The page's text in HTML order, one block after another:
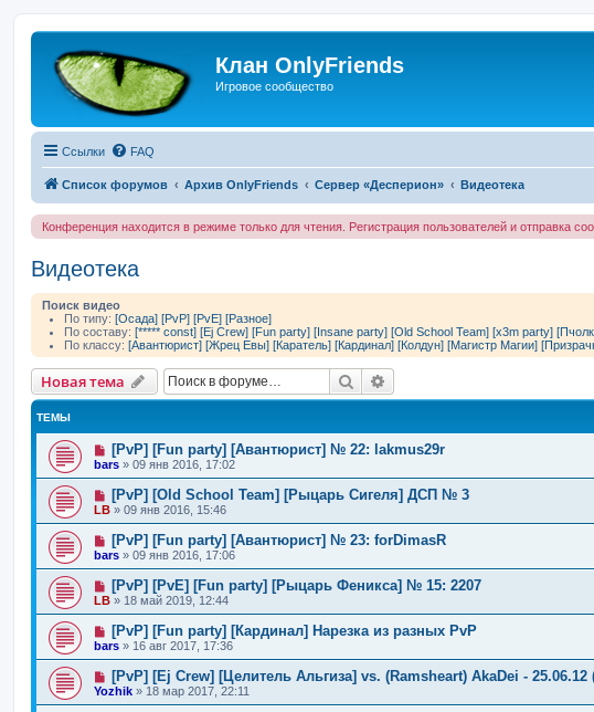
Клан OnlyFriends
Игровое сообщество
Ссылки FAQ
Список форумов Архив OnlyFriends Сервер «Десперион» Видеотека
Конференция находится в режиме только для чтения. Регистрация пользователей и отправка
Видеотека
Поиск видео
По типу: [Осада] [PvP] [PvE] [Разное]
По составу: [***** const] [Ej Crew] [Fun party] [Insane party] [Old School Team] [x3m party]
По классу: [Авантюрист] [Жрец Евы] [Каратель] [Кардинал] [Колдун] [Магистр Магии]
Новая тема Поиск
ТЕМЫ
[PvP] [Fun party] [Авантюрист] № 22: lakmus29r
bars » 09 янв 2016, 17:02
[PvP] [Old School Team] [Рыцарь Сигеля] ДСП № 3
LB » 09 янв 2016, 15:46
[PvP] [Fun party] [Авантюрист] № 23: forDimasR
bars » 09 янв 2016, 17:06
[PvP] [PvE] [Fun party] [Рыцарь Феникса] № 15: 2207
LB » 18 май 2019, 12:44
[PvP] [Fun party] [Кардинал] Нарезка из разных PvP
bars » 16 авг 2017, 17:36
[PvP] [Ej Crew] [Целитель Альгиза] vs. (Ramsheart) AkaDei - 25.06.12
Yozhik » 18 мар 2017, 22:11